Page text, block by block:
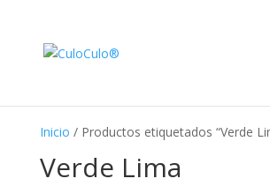
Inicio / Productos etiquetados “Verde
Verde Lima